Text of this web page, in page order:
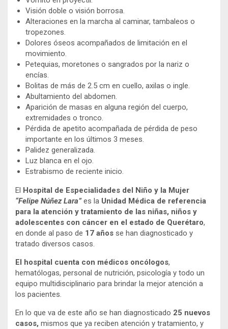
Visión doble o visión borrosa.
Alteraciones en la marcha al caminar, tambaleos o
tropezones.
Dolores óseos acompañados de limitación en el
movimiento.
Petequias, moretones o sangrados por la nariz o
encías.
Bolitas de más de 2.5 cm en cuello, axilas o ingle.
Abultamiento del abdomen.
Aparición de masas en alguna región del cuerpo,
extremidades o tronco.
Pérdida de apetito acompañada de pérdida de peso
importante en los últimos 3 meses.
Palidez generalizada.
Luz blanca en el ojo.
Estrabismo de reciente inicio.
El Hospital de Especialidades del Niño y la Mujer
“Felipe Núñez Lara”es la Unidad Médica de referencia
para la atención y tratamiento de las niñas, niños y
adolescentes con cáncer en el estado de Querétaro,
en donde al paso de 17 años se han diagnosticado y
tratado diversos casos.
El hospital cuenta con médicos oncólogos,
hematólogas, personal de nutrición, psicología y todo un
equipo multidisciplinario para brindar la mejor atención a
los pacientes.
En lo que va de este año se han diagnosticado 25 nuevos
casos, mismos que ya reciben atención y tratamiento, y